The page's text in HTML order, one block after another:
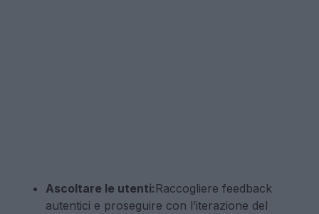
Ascoltare le utenti: Raccogliere feedback
autentici e proseguire con l’iterazione del